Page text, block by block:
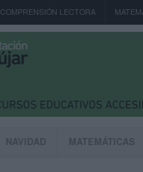
COMPRENSIÓN LECTORA
NAVIDAD MATEMÁTICAS